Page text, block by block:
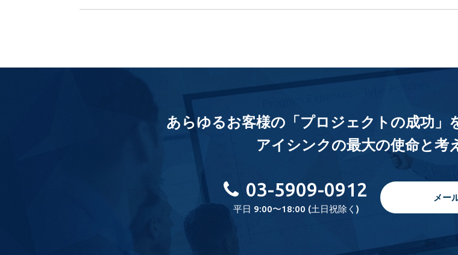
あらゆるお客様の「プロジェクトの成功」
アイシンクの最大の使命と考
03-5909-0912
平日 9:00〜18:00 (土日祝除く)
メー